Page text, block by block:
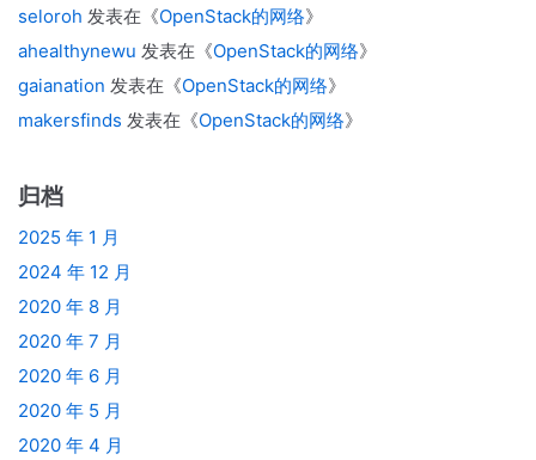
seloroh 发表在《OpenStack的网络》
ahealthynewu 发表在《OpenStack的网络》
gaianation 发表在《OpenStack的网络》
makersfinds 发表在《OpenStack的网络》
归档
2025 年 1 月
2024 年 12 月
2020 年 8 月
2020 年 7 月
2020 年 6 月
2020 年 5 月
2020 年 4 月